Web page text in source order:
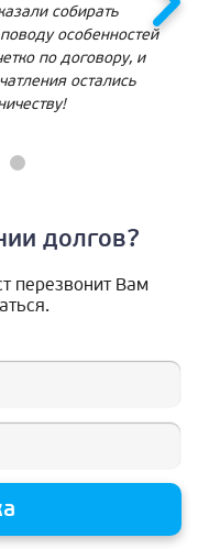
собирать
особенностей
по договору, и
остались
долгов?
перезвонит Вам